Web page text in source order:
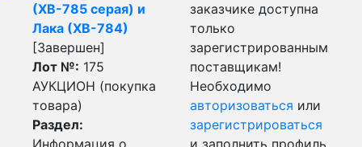
(ХВ-785 серая) и
Лака (ХВ-784)
[Завершен]
Лот №: 175
АУКЦИОН (покупка
товара)
Раздел:
Информация о
заказчике доступна
только
зарегистрированным
поставщикам!
Необходимо
авторизоваться или
зарегистрироваться
и заполнить профиль